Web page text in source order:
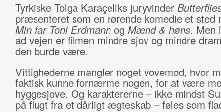
Tyrkiske Tolga Karaçeliks juryvinder
præsenteret som en rørende komedie et sted
Min far Toni Erdmannog Mænd & høns. Men
ad vejen er filmen mindre sjov og mindre
den burde være.
Vittighederne mangler noget vovemod, hvor
faktisk kunne fornærme nogen, for at være
hyggesjove. Og karaktererne – ikke mindst
på flugt fra et dårligt ægteskab – føles som